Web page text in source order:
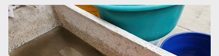
Buscan reformar Ley de Salud en Jalisco para emitir
alertas sanitarias por mala calidad del agua